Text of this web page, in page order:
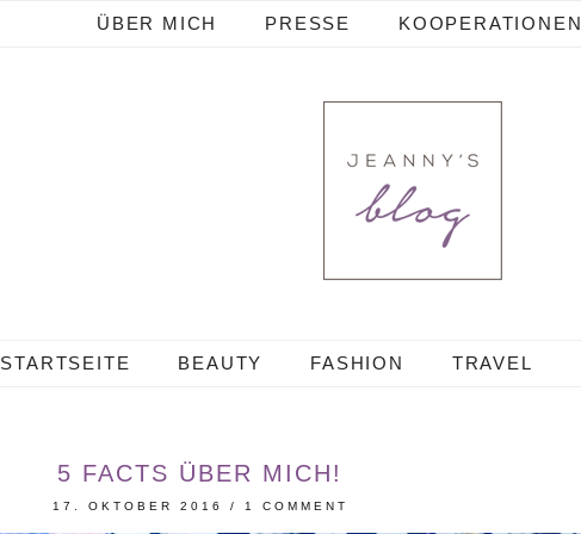
ÜBER MICH PRESSE KOOPERATIONEN
STARTSEITE BEAUTY FASHION TRAVEL
5 FACTS ÜBER MICH!
17. OKTOBER 2016 / 1 COMMENT